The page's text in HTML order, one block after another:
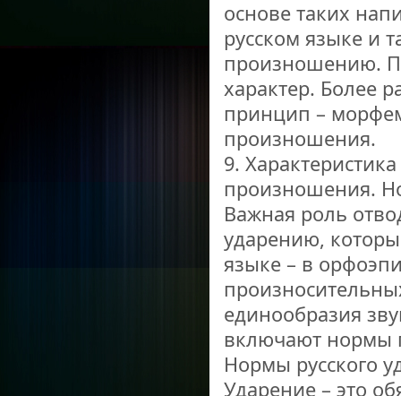
основе таких
русском языке и
произношению.
характер. Более
принцип –
произношения.
9.
произношения.
Важная роль
ударению,
языке – в
единообразия
включают нормы
Нормы русского
Ударение – это